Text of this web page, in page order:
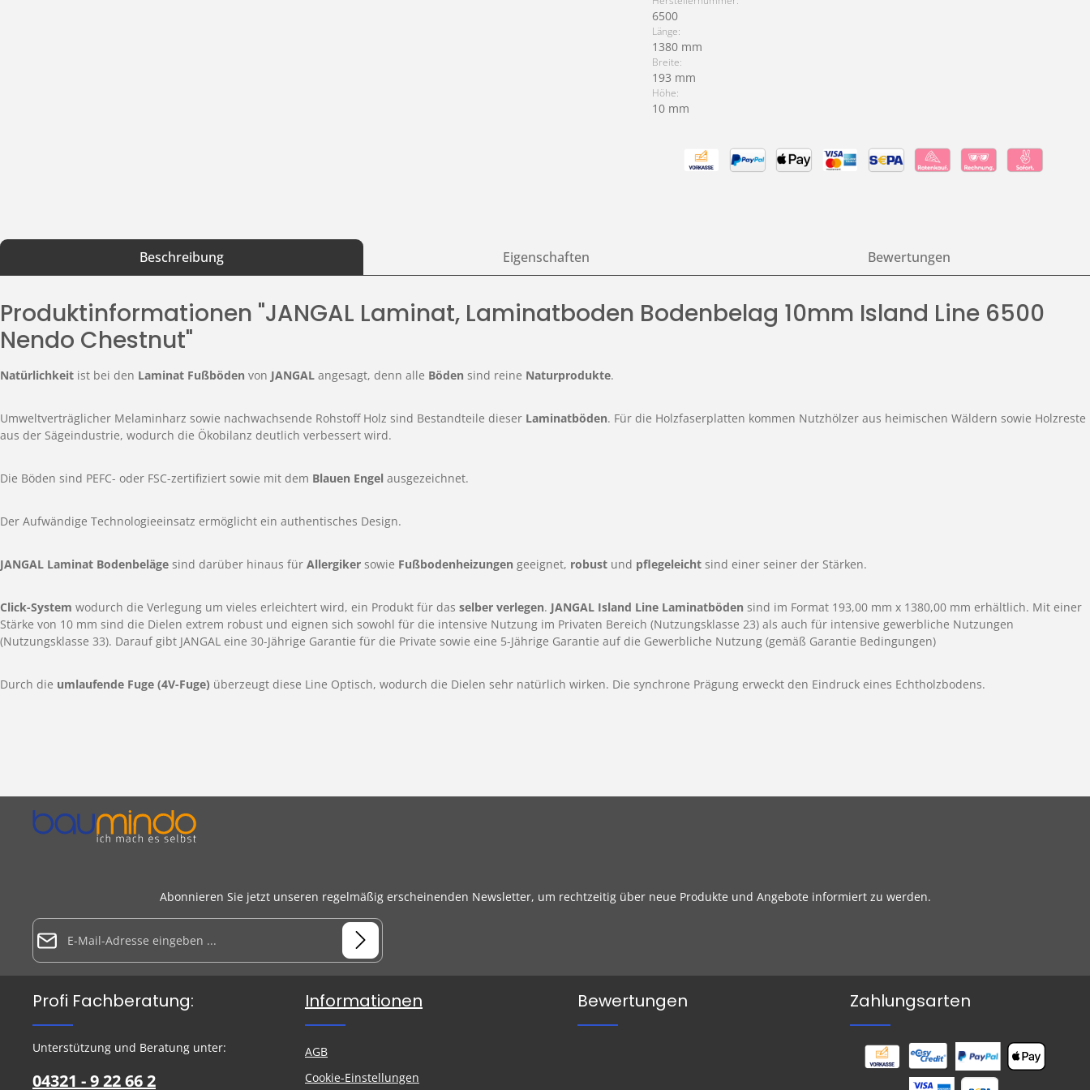
6500
Länge:
1380 mm
Breite:
193 mm
Höhe:
10 mm
Beschreibung Eigenschaften Bewertungen
Produktinformationen "JANGAL Laminat, Laminatboden Bodenbelag 10mm Island Line 6500
Nendo Chestnut"
Natürlichkeit ist bei den Laminat Fußböden von JANGAL angesagt, denn alle Böden sind reine Naturprodukte.
Umweltverträglicher Melaminharz sowie nachwachsende Rohstoff Holz sind Bestandteile dieser Laminatböden. Für die Holzfaserplatten kommen Nutzhölzer aus heimischen Wäldern sowie Holzreste
aus der Sägeindustrie, wodurch die Ökobilanz deutlich verbessert wird.
Die Böden sind PEFC- oder FSC-zertifiziert sowie mit dem Blauen Engel ausgezeichnet.
Der Aufwändige Technologieeinsatz ermöglicht ein authentisches Design.
JANGAL Laminat Bodenbeläge sind darüber hinaus für Allergiker sowie Fußbodenheizungen geeignet, robust und pflegeleicht sind einer seiner der Stärken.
Click-System wodurch die Verlegung um vieles erleichtert wird, ein Produkt für das selber verlegen. JANGAL Island Line Laminatböden sind im Format 193,00 mm x 1380,00 mm erhältlich. Mit einer
Stärke von 10 mm sind die Dielen extrem robust und eignen sich sowohl für die intensive Nutzung im Privaten Bereich (Nutzungsklasse 23) als auch für intensive gewerbliche Nutzungen
(Nutzungsklasse 33). Darauf gibt JANGAL eine 30-Jährige Garantie für die Private sowie eine 5-Jährige Garantie auf die Gewerbliche Nutzung (gemäß Garantie Bedingungen)
Durch die umlaufende Fuge (4V-Fuge) überzeugt diese Line Optisch, wodurch die Dielen sehr natürlich wirken. Die synchrone Prägung erweckt den Eindruck eines Echtholzbodens.
Abonnieren Sie jetzt unseren regelmäßig erscheinenden Newsletter, um rechtzeitig über neue Produkte und Angebote informiert zu werden.
E-Mail-Adresse*
Datenschutz
Ich habe dieDatenschutzbestimmungen
zur Kenntnis
Um weiterzugehen, geben Sie die oben abgebildeten Zeichen
Die mit einem Stern (*) markierten Felder sind Pflichtfelder.
Profi Fachberatung:
Unterstützung und Beratung unter:
04321 - 9 22 66 2
Informationen
AGB
Cookie-Einstellungen
Bewertungen Zahlungsarten